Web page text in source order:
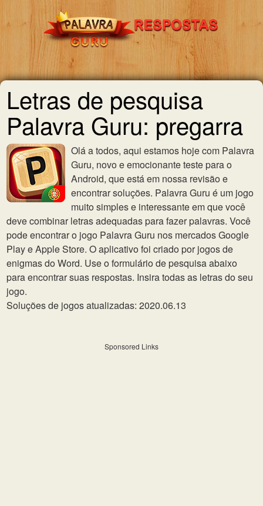
Letras de pesquisa
Palavra Guru: pregarra
Olá a todos, aqui estamos hoje com Palavra
Guru, novo e emocionante teste para o
Android, que está em nossa revisão e
encontrar soluções. Palavra Guru é um jogo
muito simples e interessante em que você
deve combinar letras adequadas para fazer palavras. Você
pode encontrar o jogo Palavra Guru nos mercados Google
Play e Apple Store. O aplicativo foi criado por jogos de
enigmas do Word. Use o formulário de pesquisa abaixo
para encontrar suas respostas. Insira todas as letras do seu
jogo.
Soluções de jogos atualizadas: 2020.06.13
Sponsored Links